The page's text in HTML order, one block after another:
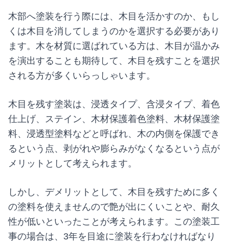
木部へ塗装を行う際には、木目を活かすのか、もし
くは木目を消してしまうのかを選択する必要があり
ます。木を材質に選ばれている方は、木目が温かみ
を演出することも期待して、木目を残すことを選択
される方が多くいらっしゃいます。
木目を残す塗装は、浸透タイプ、含浸タイプ、着色
仕上げ、ステイン、木材保護着色塗料、木材保護塗
料、浸透型塗料などと呼ばれ、木の内側を保護でき
るという点、剥がれや膨らみがなくなるという点が
メリットとして考えられます。
しかし、デメリットとして、木目を残すために多く
の塗料を使えませんので艶が出にくいことや、耐久
性が低いといったことが考えられます。この塗装工
事の場合は、3年を目途に塗装を行わなければなり